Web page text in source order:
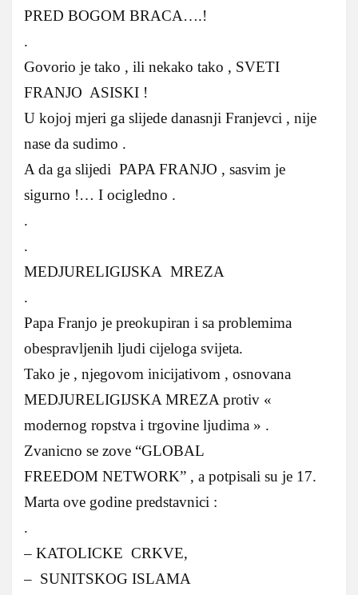
PRED BOGOM BRACA….!
.
Govorio je tako , ili nekako tako , SVETI
FRANJO ASISKI !
U kojoj mjeri ga slijede danasnji Franjevci , nije
nase da sudimo .
A da ga slijedi PAPA FRANJO , sasvim je
sigurno !… I ocigledno .
.
.
MEDJURELIGIJSKA MREZA
.
Papa Franjo je preokupiran i sa problemima
obespravljenih ljudi cijeloga svijeta.
Tako je , njegovom inicijativom , osnovana
MEDJURELIGIJSKA MREZA protiv «
modernog ropstva i trgovine ljudima » .
Zvanicno se zove “GLOBAL
FREEDOM NETWORK” , a potpisali su je 17.
Marta ove godine predstavnici :
.
– KATOLICKE CRKVE,
– SUNITSKOG ISLAMA